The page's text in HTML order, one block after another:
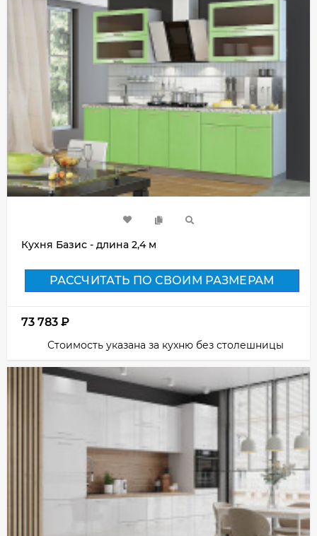
Кухня Базис - длина 2,4 м
РАССЧИТАТЬ ПО СВОИМ РАЗМЕРАМ
73 783 ₽
Стоимость указана за кухню без столешницы